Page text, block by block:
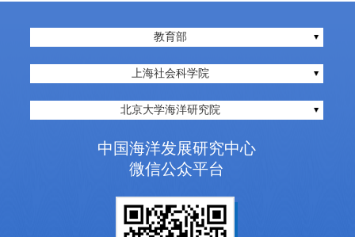
教育部
上海社会科学院
北京大学海洋研究院
中国海洋发展研究中心
微信公众平台